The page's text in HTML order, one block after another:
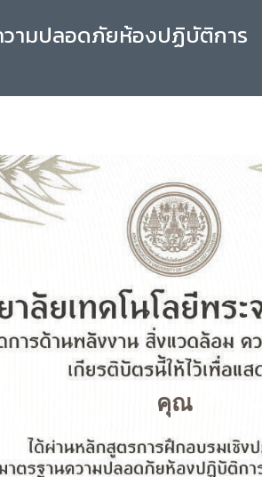
วามปลอดภัยห้องปฏิบัติการ
คุณ